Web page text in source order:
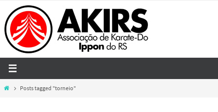
to
content
HomePosts tagged "torneio"